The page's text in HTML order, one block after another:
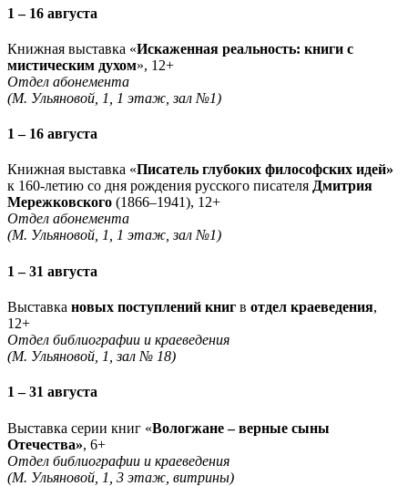
1 – 16 августа
Книжная выставка «Искаженная реальность: книги с
мистическим духом», 12+
Отдел абонемента
(М. Ульяновой, 1, 1 этаж, зал №1)
1 – 16 августа
Книжная выставка «Писатель глубоких философских идей»
к 160-летию со дня рождения русского писателя Дмитрия
Мережковского (1866–1941), 12+
Отдел абонемента
(М. Ульяновой, 1, 1 этаж, зал №1)
1 – 31 августа
Выставка новых поступлений книг в отдел краеведения,
12+
Отдел библиографии и краеведения
(М. Ульяновой, 1, зал № 18)
1 – 31 августа
Выставка серии книг «Вологжане – верные сыны
Отечества», 6+
Отдел библиографии и краеведения
(М. Ульяновой, 1, 3 этаж, витрины)